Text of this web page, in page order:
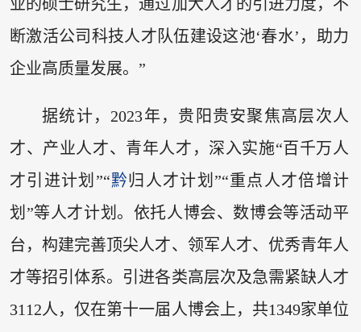
业的硕士研究生，通过加大人才的引进力度，不
断激活公司科技人才队伍建设这池‘春水’，助力
企业高质量发展。”
据统计，2023年，贵阳贵安聚焦高层次人
才、产业人才、青年人才，深入实施“百千万人
才引进计划”“黔归人才计划”“重点人才倍增计
划”等人才计划。依托人博会、数博会等活动平
台，构建完善顶尖人才、领军人才、优秀青年人
才等招引体系。引进各类高层次及急需紧缺人才
3112人，仅在第十一届人博会上，共1349家单位